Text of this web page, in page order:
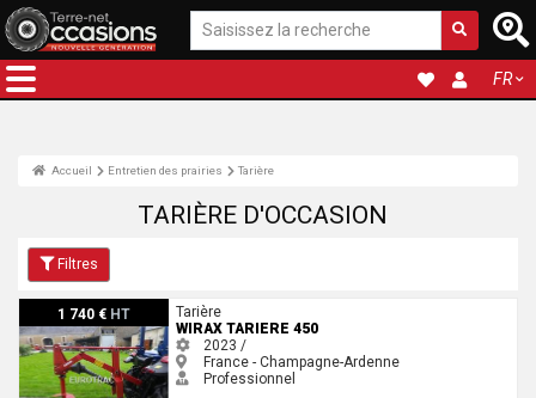
FR
Accueil Entretien des prairies Tarière
TARIÈRE D'OCCASION
Filtres
1 740 € HT
Wirax TARIERE 450
Tarière
WIRAX TARIERE 450
2023 /
France - Champagne-Ardenne
Professionnel